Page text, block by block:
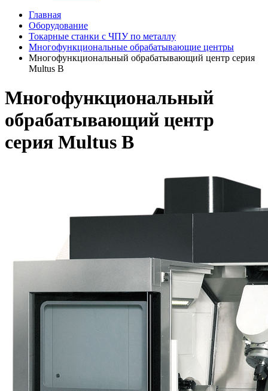
Главная
Оборудование
Токарные станки с ЧПУ по металлу
Многофункциональные обрабатывающие центры
Многофункциональный обрабатывающий центр серия
Multus B
Многофункциональный
обрабатывающий центр
серия Multus B